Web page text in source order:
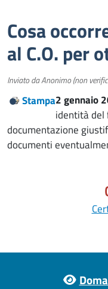
Cosa
al C.O. per
Inviato daAnonimo (non
Stampa2 gennaio
identità
documentazione
documenti